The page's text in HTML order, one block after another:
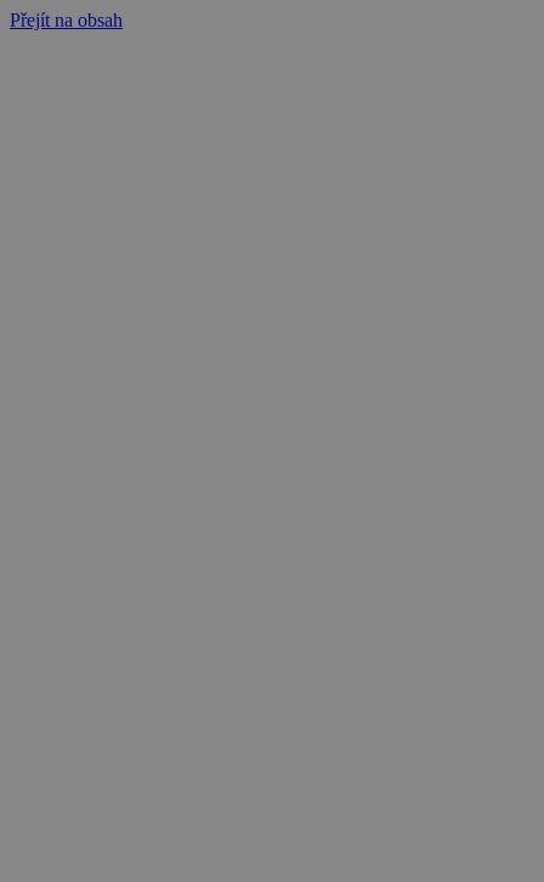
Přejít na obsah